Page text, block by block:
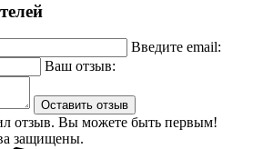
Введите email:
Ваш отзыв:
Оставить отзыв
отзыв. Вы можете быть первым!
защищены.